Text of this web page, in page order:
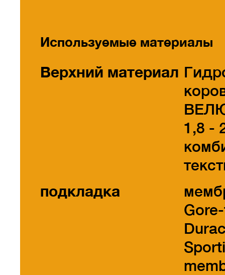
Используемые материалы
Верхний материал
1,8 -
подкладка